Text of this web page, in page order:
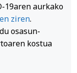
19aren aurkako
ziren.
osasun-
kostua